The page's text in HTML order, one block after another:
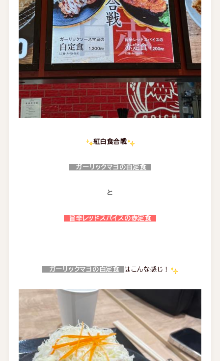
紅白食合戦
ガーリックマヨの白定食
と
旨辛レッドスパイスの赤定食
ガーリックマヨの白定食 はこんな感じ！